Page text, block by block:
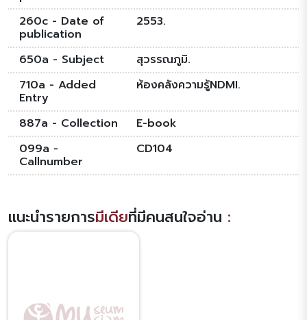
260c - Date of
publication
2553.
650a - Subject
สุวรรณภูมิ.
710a - Added
Entry
ห้องคลังความรู้NDMI.
887a - Collection
E-book
099a -
Callnumber
CD104
แนะนำรายการมีเดียที่มีคนสนใจอ่าน :